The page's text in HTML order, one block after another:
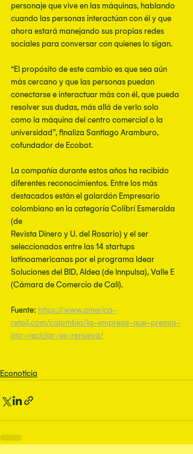
personaje que vive en las máquinas, hablando
cuando las personas interactúan con él y que
ahora estará manejando sus propias redes
sociales para conversar con quienes lo sigan.
“El propósito de este cambio es que sea aún
más cercano y que las personas puedan
conectarse e interactuar más con él, que pueda
resolver sus dudas, más allá de verlo solo
como la máquina del centro comercial o la
universidad”, finaliza Santiago Aramburo,
cofundador de Ecobot.
La compañía durante estos años ha recibido
diferentes reconocimientos. Entre los más
destacados están el galardón Empresario
colombiano en la categoría Colibrí Esmeralda
(de
Revista Dinero y U. del Rosario) y el ser
seleccionados entre las 14 startups
latinoamericanas por el programa Idear
Soluciones del BID, Aldea (de Innpulsa), Valle E
(Cámara de Comercio de Cali).
Fuente: https://www.america-
retail.com/colombia/la-empresa-que-premia-
por-reciclar-se-renueva/
Econoticia